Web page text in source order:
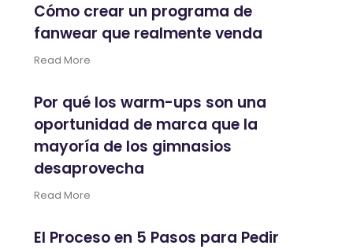
Cómo crear un programa de
fanwear que realmente venda
Read More
Por qué los warm-ups son una
oportunidad de marca que la
mayoría de los gimnasios
desaprovecha
Read More
El Proceso en 5 Pasos para Pedir